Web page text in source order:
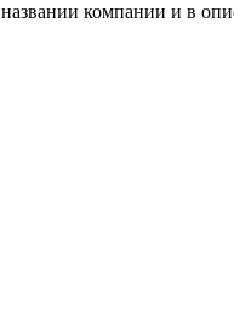
компании и в